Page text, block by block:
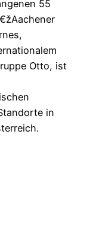
55
Otto, ist
in